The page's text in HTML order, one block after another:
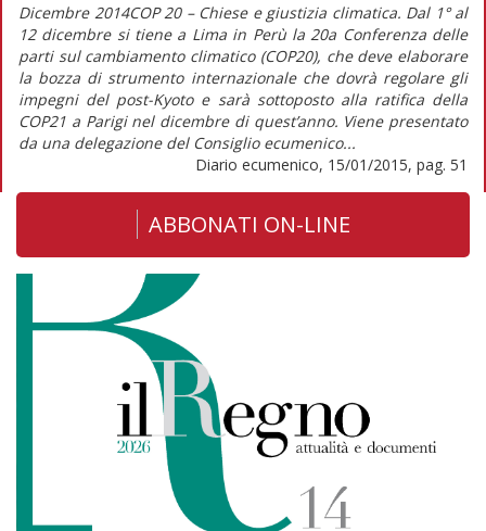
Dicembre 2014COP 20 – Chiese e giustizia climatica. Dal 1° al
12 dicembre si tiene a Lima in Perù la 20a Conferenza delle
parti sul cambiamento climatico (COP20), che deve elaborare
la bozza di strumento internazionale che dovrà regolare gli
impegni del post-Kyoto e sarà sottoposto alla ratifica della
COP21 a Parigi nel dicembre di quest’anno. Viene presentato
da una delegazione del Consiglio ecumenico...
Diario ecumenico, 15/01/2015, pag. 51
ABBONATI ON-LINE